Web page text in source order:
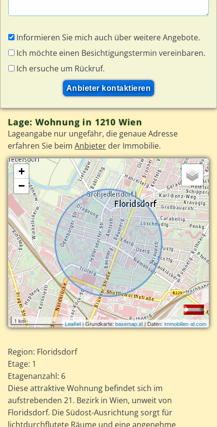
Informieren Sie mich auch über weitere Angebote.
Ich möchte einen Besichtigungstermin vereinbaren.
Ich ersuche um Rückruf.
Lage: Wohnung in 1210 Wien
Lageangabe nur ungefähr, die genaue Adresse
erfahren Sie beimAnbieter der Immobilie.
+
−
1 km Leaflet| Grundkarte:basemap.at| Daten: immobilien-at.com
Region: Floridsdorf
Etage: 1
Etagenanzahl: 6
Diese attraktive Wohnung befindet sich im
aufstrebenden 21. Bezirk in Wien, unweit von
Floridsdorf. Die Südost-Ausrichtung sorgt für
lichtdurchflutete Räume und eine angenehme